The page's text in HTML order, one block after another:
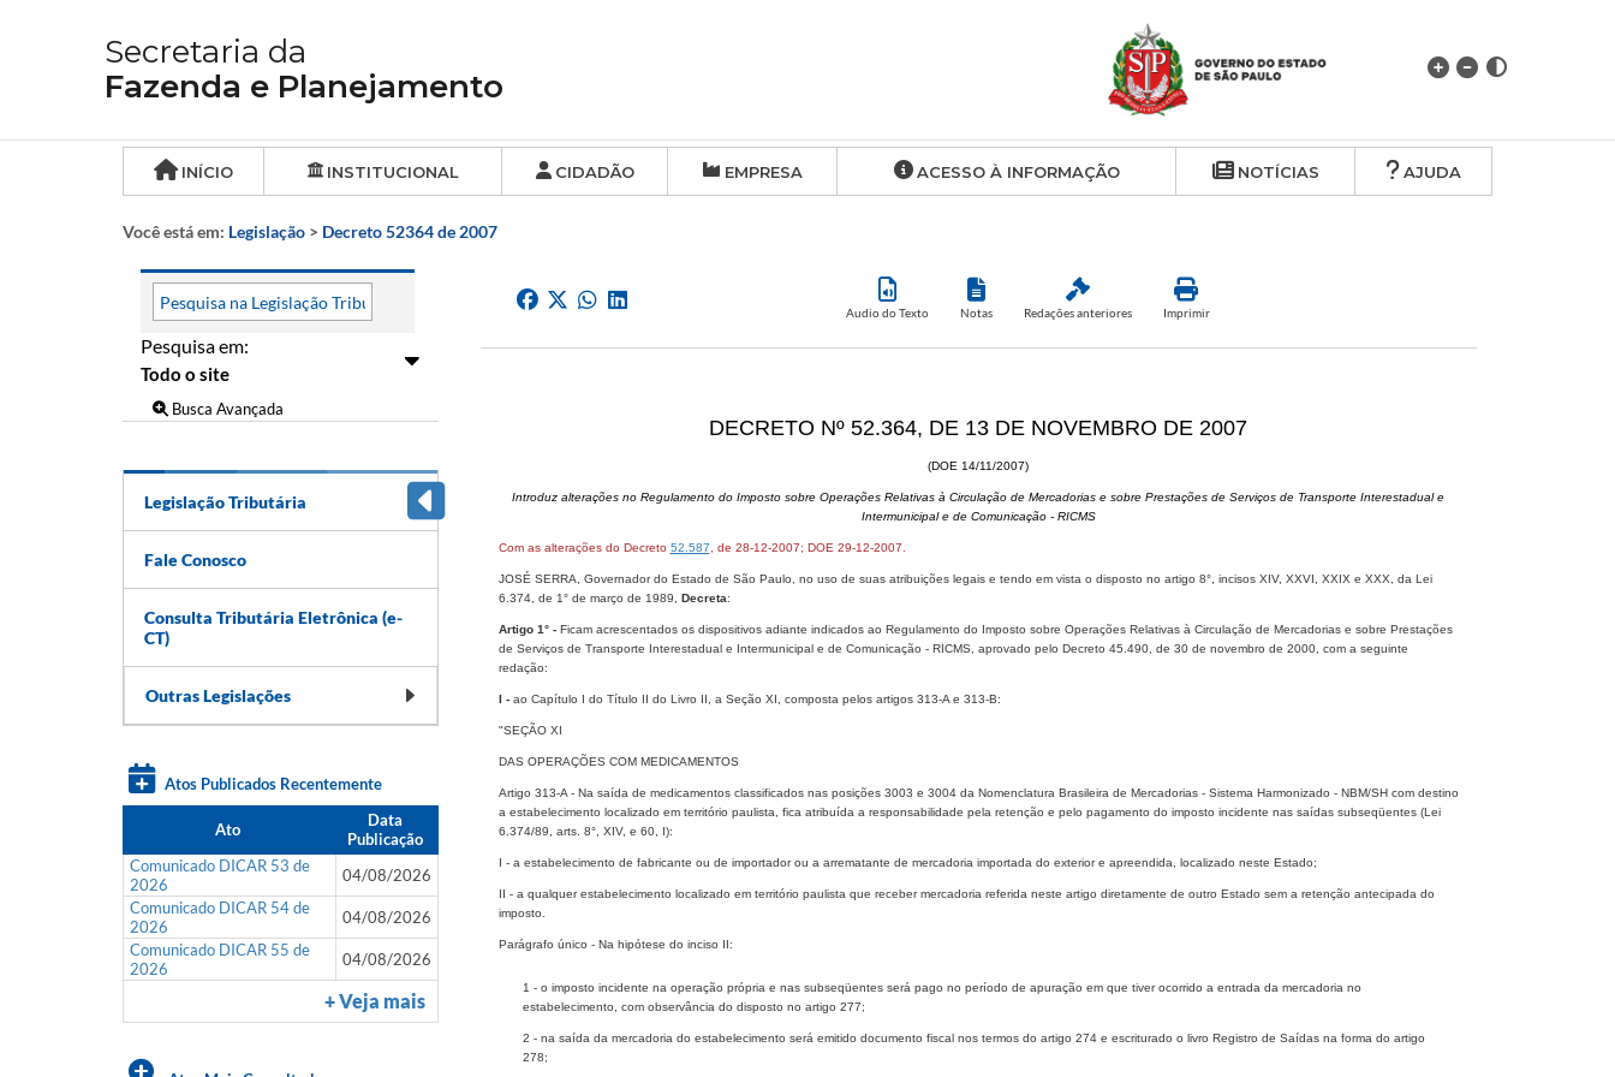
Secretaria da
Fazenda e Planejamento
INÍCIO INSTITUCIONAL CIDADÃO EMPRESA ACESSO À INFORMAÇÃO NOTÍCIAS AJUDA
Você está em: Legislação > Decreto 52364 de 2007
Pesquisa em:
Busca Avançada
Legislação Tributária
Fale Conosco
Consulta Tributária Eletrônica (e-
CT)
Outras Legislações
Atos Publicados Recentemente
Ato
Data
Publicação
Comunicado DICAR 53 de
2026
04/08/2026
Comunicado DICAR 54 de
2026
04/08/2026
Comunicado DICAR 55 de
2026
04/08/2026
+ Veja mais
Audio do Texto Notas Redações anteriores Imprimir
DECRETO Nº 52.364, DE 13 DE NOVEMBRO DE 2007
(DOE 14/11/2007)
Introduz alterações no Regulamento do Imposto sobre Operações Relativas à Circulação de Mercadorias e sobre Prestações de Serviços de Transporte Interestadual e
Intermunicipal e de Comunicação - RICMS
Com as alterações do Decreto 52.587 , de 28-12-2007; DOE 29-12-2007.
JOSÉ SERRA, Governador do Estado de São Paulo, no uso de suas atribuições legais e tendo em vista o disposto no artigo 8°, incisos XIV, XXVI, XXIX e XXX, da Lei
6.374, de 1° de março de 1989, Decreta:
Artigo 1° -Ficam acrescentados os dispositivos adiante indicados ao Regulamento do Imposto sobre Operações Relativas à Circulação de Mercadorias e sobre Prestações
de Serviços de Transporte Interestadual e Intermunicipal e de Comunicação - RICMS, aprovado pelo Decreto 45.490, de 30 de novembro de 2000, com a seguinte
redação:
I -ao Capítulo I do Título II do Livro II, a Seção XI, composta pelos artigos 313-A e 313-B:
"SEÇÃO XI
DAS OPERAÇÕES COM MEDICAMENTOS
Artigo 313-A - Na saída de medicamentos classificados nas posições 3003 e 3004 da Nomenclatura Brasileira de Mercadorias - Sistema Harmonizado - NBM/SH com destino
a estabelecimento localizado em território paulista, fica atribuída a responsabilidade pela retenção e pelo pagamento do imposto incidente nas saídas subseqüentes (Lei
6.374/89, arts. 8°, XIV, e 60, I):
I - a estabelecimento de fabricante ou de importador ou a arrematante de mercadoria importada do exterior e apreendida, localizado neste Estado;
II - a qualquer estabelecimento localizado em território paulista que receber mercadoria referida neste artigo diretamente de outro Estado sem a retenção antecipada do
imposto.
Parágrafo único - Na hipótese do inciso II:
1 - o imposto incidente na operação própria e nas subseqüentes será pago no período de apuração em que tiver ocorrido a entrada da mercadoria no
estabelecimento, com observância do disposto no artigo 277;
2 - na saída da mercadoria do estabelecimento será emitido documento fiscal nos termos do artigo 274 e escriturado o livro Registro de Saídas na forma do artigo
278;